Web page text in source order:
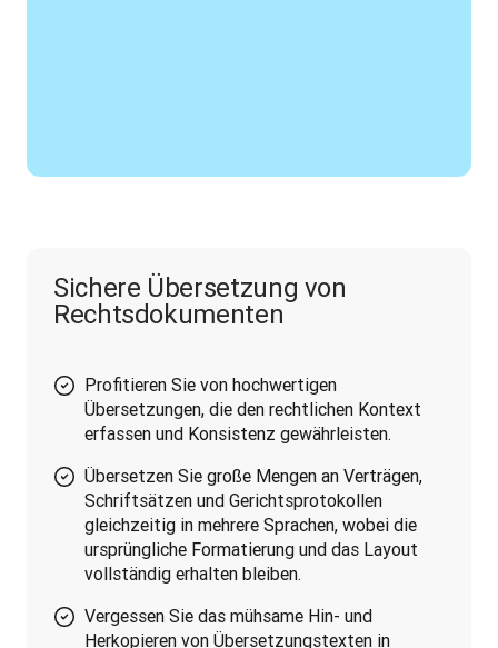
Sichere Übersetzung von
Rechtsdokumenten
Profitieren Sie von hochwertigen
Übersetzungen, die den rechtlichen Kontext
erfassen und Konsistenz gewährleisten.
Übersetzen Sie große Mengen an Verträgen,
Schriftsätzen und Gerichtsprotokollen
gleichzeitig in mehrere Sprachen, wobei die
ursprüngliche Formatierung und das Layout
vollständig erhalten bleiben.
Vergessen Sie das mühsame Hin- und
Herkopieren von Übersetzungstexten in